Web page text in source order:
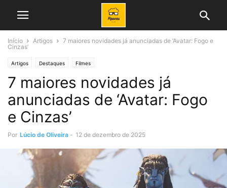
Início Artigos
7 maiores novidades já anunciadas de ‘Avatar: Fogo e
Cinzas’
Artigos Destaques Filmes
7 maiores novidades já
anunciadas de ‘Avatar: Fogo
e Cinzas’
Por Lúcio de Oliveira - 12 de dezembro de 2025